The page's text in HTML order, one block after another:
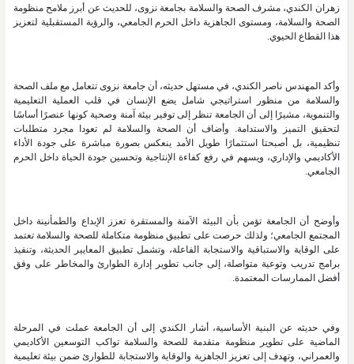
زهران الكندي، مشرف الصحة والسلامة بجامعة نزوى، للحديث عن أبرز ملامح منظومة
الصحة والسلامة، ومستوى الجاهزية داخل الحرم الجامعي، والرؤية المستقبلية لتعزيز
هذا القطاع الحيوي.
وأكد المهندس ناصر الكندي، في مستهل حديثه، أن جامعة نزوى تتعامل مع ملف الصحة
والسلامة من منظور استراتيجي شامل يضع الإنسان في قلب العملية التعليمية
والتنموية، مشيرًا إلى أن الجامعة تنظر إلى توفير بيئة آمنة وصحية كونها عنصرًا أساسًا
لتحقيق التميز والاستدامة. وأضاف أن الصحة والسلامة لم تعودا مجرد متطلبات
تنظيمية، بل أصبحتا استثمارًا طويل الأمد ينعكس بصورة مباشرة على جودة الأداء
الأكاديمي والإداري، ويسهم في رفع كفاءة الإنتاجية وتحسين جودة الحياة داخل الحرم
الجامعي.
وأوضح أن الجامعة تؤمن بأن البيئة الآمنة والمستقرة تعزز الإبداع والطمأنينة داخل
المجتمع الجامعي؛ ولذلك حرصت على تطبيق منظومة متكاملة للصحة والسلامة تعتمد
على الوقاية والاستباقية والاستجابة الفاعلة، وتشمل تطبيق المعايير الحديثة، وتنفيذ
برامج تدريب وتوعية متواصلة، إلى جانب تطوير إدارة الطوارئ والمخاطر على وفق
أفضل الممارسات المعتمدة.
وفي حديثه عن البنية الأساسية، أشار الكندي إلى أن الجامعة عملت في المرحلة
الماضية على تطوير منظومة متقدمة للصحة والسلامة تواكب التوسعين الأكاديمي
والعمراني، وتهدف إلى تعزيز الجاهزية والوقاية والاستجابة للطوارئ ضمن بيئة تعليمية